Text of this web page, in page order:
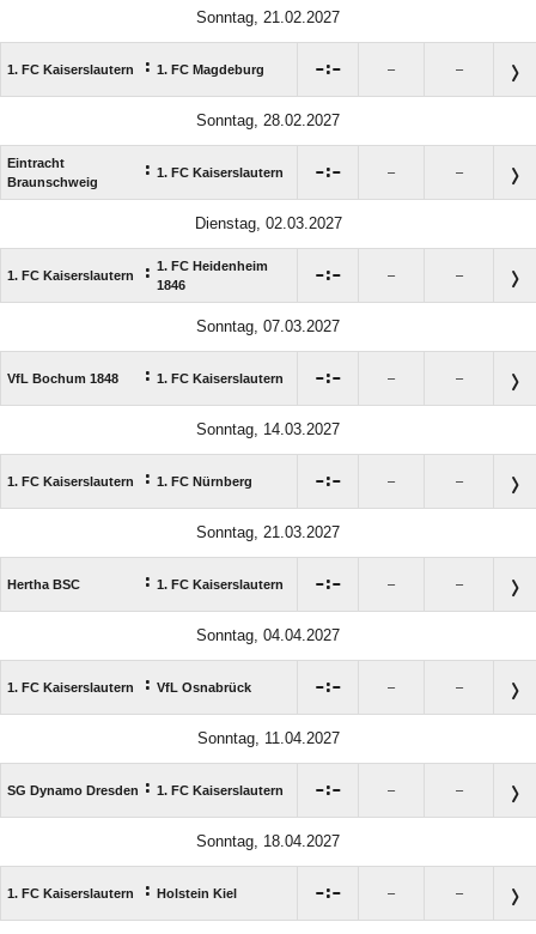
Sonntag, 21.02.2027
1. FC Kaiserslautern : 1. FC Magdeburg : – –
Sonntag, 28.02.2027
Eintracht
Braunschweig
: 1. FC Kaiserslautern : – –
Dienstag, 02.03.2027
1. FC Kaiserslautern : 1. FC Heidenheim
1846
: – –
Sonntag, 07.03.2027
VfL Bochum 1848 : 1. FC Kaiserslautern : – –
Sonntag, 14.03.2027
1. FC Kaiserslautern : 1. FC Nürnberg : – –
Sonntag, 21.03.2027
Hertha BSC : 1. FC Kaiserslautern : – –
Sonntag, 04.04.2027
1. FC Kaiserslautern : VfL Osnabrück : – –
Sonntag, 11.04.2027
SG Dynamo Dresden : 1. FC Kaiserslautern : – –
Sonntag, 18.04.2027
1. FC Kaiserslautern : Holstein Kiel : – –